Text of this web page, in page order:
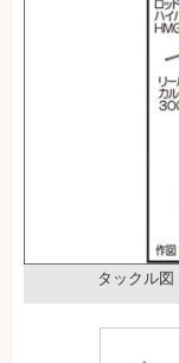
タックル図